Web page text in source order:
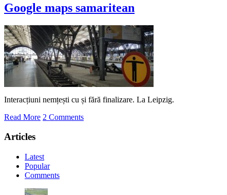
Google maps samaritean
Interacțiuni nemțești cu și fără finalizare. La Leipzig.
Read More 2 Comments
Articles
Latest
Popular
Comments